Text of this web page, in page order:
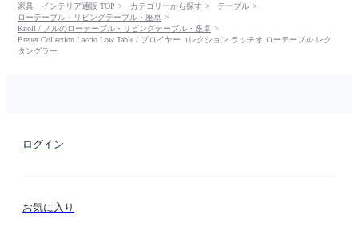
家具・インテリア通販 TOP カテゴリーから探す
テーブル
ローテーブル・リビングテーブル・座卓
Knoll / ノルのローテーブル・リビングテーブル・座卓
Breuer Collection Laccio Low Table / ブロイヤーコレクション ラッチオ ローテーブル レク
タングラー
ログイン
お気に入り